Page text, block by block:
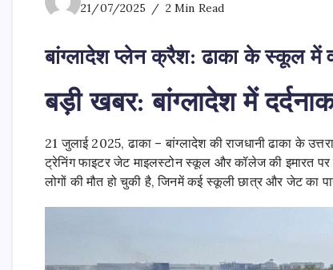
21/07/2025
2 Min Read
बांग्लादेश प्लेन क्रैश: ढाका के स्कूल में
बड़ी खबर: बांग्लादेश में
21 जुलाई 2025, ढाका – बांग्लादेश की राजधानी ढाका के
ट्रेनि‍ंग फाइटर जेट माइलस्टोन स्कूल और कॉलेज की इमारत
लोगों की मौत हो चुकी है, जिनमें कई स्कूली छात्र और जेट का